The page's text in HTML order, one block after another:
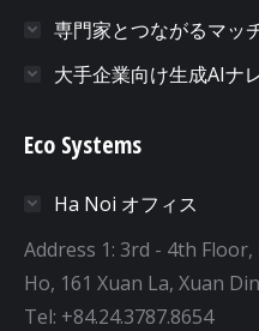
専門家とつながるマッ
大手企業向け生成AIナ
Eco Systems
Ha Noi オフィス
Address 1: 3rd - 4th
Ho, 161 Xuan La, Xuan
Tel: +84.24.3787.8654